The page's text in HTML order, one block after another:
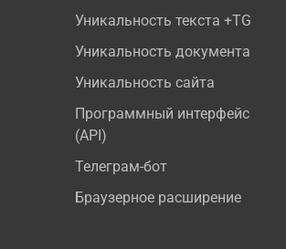
Уникальность текста +TG
Уникальность документа
Уникальность сайта
Программный интерфейс
(API)
Телеграм-бот
Браузерное расширение